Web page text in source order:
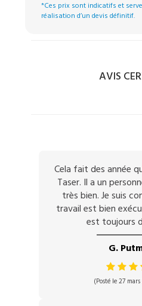
*Ces prix sont indicatifs et
réalisation d’un devis définitif.
AVIS
Cela fait des année
Taser. Il a un
très bien. Je suis
travail est bien
est toujours
G.
(Posté le 27 mars